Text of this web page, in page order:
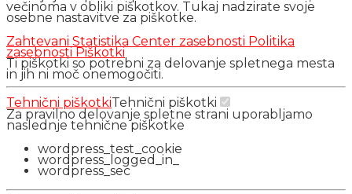
večinoma v obliki piškotkov. Tukaj nadzirate svoje
osebne nastavitve za piškotke.
Zahtevani Statistika Center zasebnosti Politika
zasebnostiPiškotki
Ti piškotki so potrebni za delovanje spletnega mesta
in jih ni moč onemogočiti.
Tehnični piškotkiTehnični piškotki
Za pravilno delovanje spletne strani uporabljamo
naslednje tehnične piškotke
wordpress_test_cookie
wordpress_logged_in_
wordpress_sec